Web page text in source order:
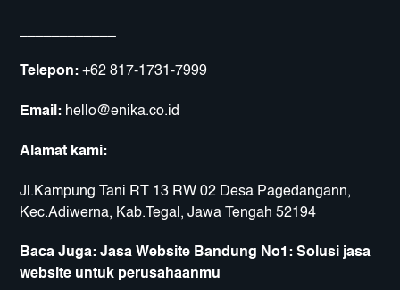
Telepon: +62 817-1731-7999
Email: hello@enika.co.id
Alamat kami:
Jl.Kampung Tani RT 13 RW 02 Desa Pagedangann,
Kec.Adiwerna, Kab.Tegal, Jawa Tengah 52194
Baca Juga:Jasa Website Bandung No1: Solusi jasa
website untuk perusahaanmu